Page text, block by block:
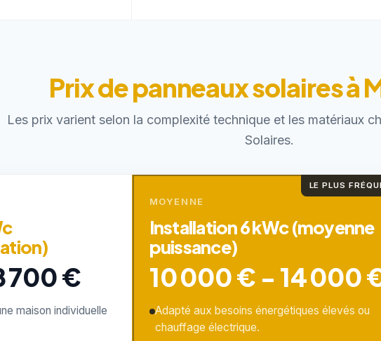
Prix de panneaux solaires à
Les prix varient selon la complexité technique et les matériaux
Solaires.
700 €
maison individuelle
LE PLUS
MOYENNE
Installation 6 kWc (moyenne
puissance)
10 000 € - 14 000
Adapté aux besoins énergétiques élevés ou
chauffage électrique.